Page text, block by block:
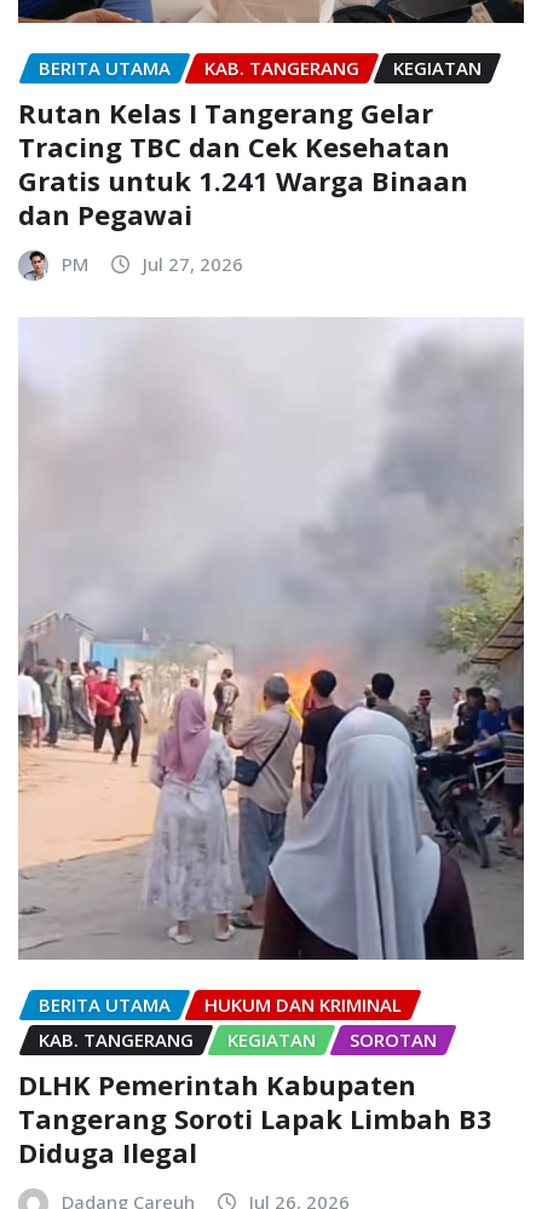
BERITA UTAMA KAB. TANGERANG KEGIATAN
Rutan Kelas I Tangerang Gelar
Tracing TBC dan Cek Kesehatan
Gratis untuk 1.241 Warga Binaan
dan Pegawai
PM Jul 27, 2026
BERITA UTAMA
HUKUM DAN KRIMINAL
KAB. TANGERANG
KEGIATAN SOROTAN
DLHK Pemerintah Kabupaten
Tangerang Soroti Lapak Limbah B3
Diduga Ilegal
Dadang Careuh Jul 26, 2026